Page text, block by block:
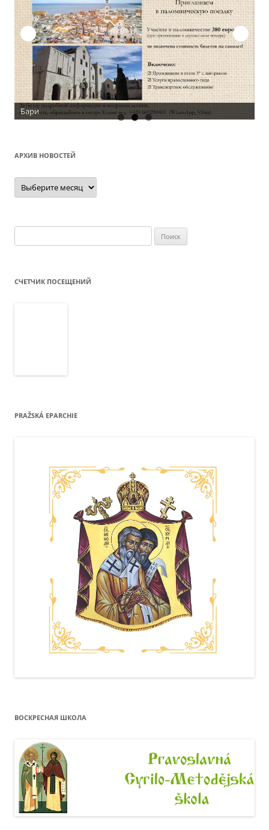
АРХИВ НОВОСТЕЙ
Архив
новостей
СЧЕТЧИК ПОСЕЩЕНИЙ
PRAŽSKÁ EPARCHIE
ВОСКРЕСНАЯ ШКОЛА